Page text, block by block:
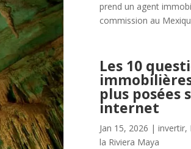
prend un agent
commission au
Les 10
plus posées
internet
Jan 15, 2026 |invertir,
la Riviera Maya